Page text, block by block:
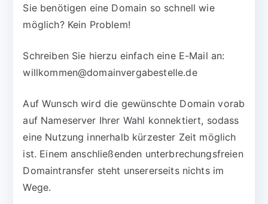
Sie benötigen eine Domain so schnell wie
möglich? Kein Problem!
Schreiben Sie hierzu einfach eine E-Mail an:
willkommen@domainvergabestelle.de
Auf Wunsch wird die gewünschte Domain vorab
auf Nameserver Ihrer Wahl konnektiert, sodass
eine Nutzung innerhalb kürzester Zeit möglich
ist. Einem anschließenden unterbrechungsfreien
Domaintransfer steht unsererseits nichts im
Wege.